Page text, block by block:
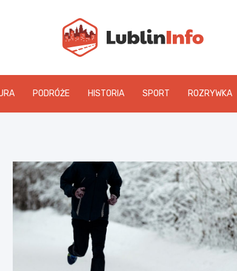
PODRÓŻE HISTORIA SPORT ROZRYWKA